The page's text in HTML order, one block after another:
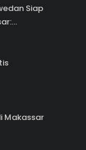
Siap
Makassar